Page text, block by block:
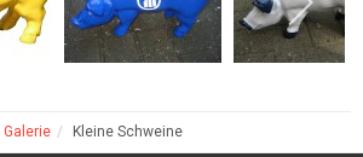
Galerie Kleine Schweine